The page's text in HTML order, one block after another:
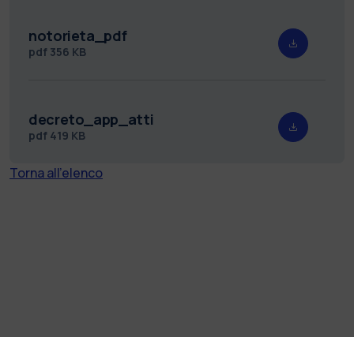
notorieta_pdf
pdf 356 KB
decreto_app_atti
pdf 419 KB
Torna all'elenco